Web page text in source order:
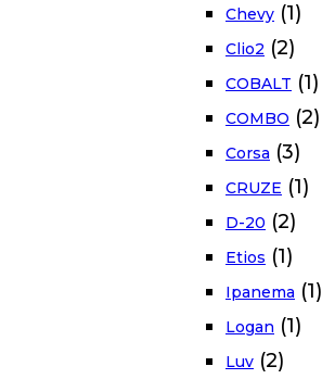
Chevy (1)
Clio2 (2)
COBALT (1)
COMBO (2)
Corsa (3)
CRUZE (1)
D-20 (2)
Etios (1)
Ipanema (1)
Logan (1)
Luv (2)